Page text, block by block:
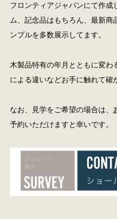
フロンティアジャパンにて作成
ム、記念品はもちろん、最新
ンプルを多数展示してます。
木製品特有の年月とともに変わ
による違いなどお手に触れて確
なお、見学をご希望の場合は、
予約いただけますと幸いです。